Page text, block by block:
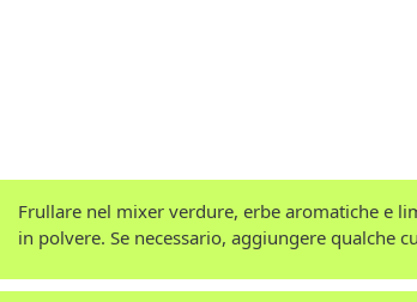
Frullare nel mixer verdure, erbe aromatiche e
in polvere. Se necessario, aggiungere qualche